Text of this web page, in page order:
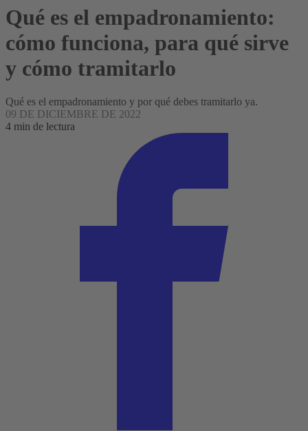
Qué es el empadronamiento:
cómo funciona, para qué sirve
y cómo tramitarlo
Qué es el empadronamiento y por qué debes tramitarlo ya.
09 DE DICIEMBRE DE 2022
4 min de lectura